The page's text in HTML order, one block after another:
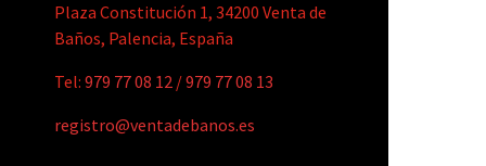
Plaza Constitución 1, 34200 Venta de
Baños, Palencia, España
Tel: 979 77 08 12 /979 77 08 13
registro@ventadebanos.es